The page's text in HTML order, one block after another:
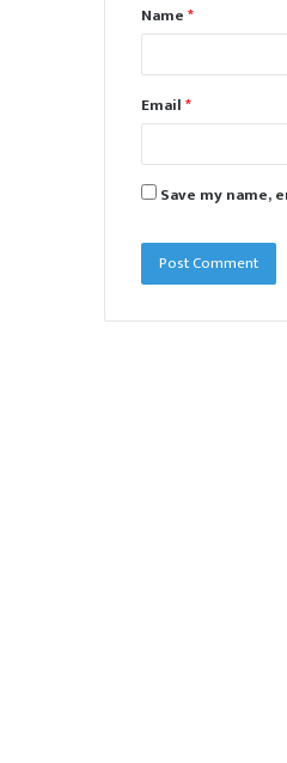
*Name*
Email*
Save my name,